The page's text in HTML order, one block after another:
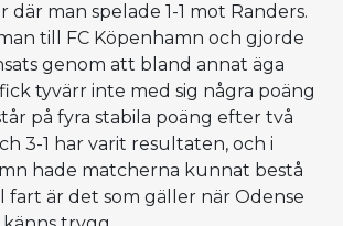
där man spelade 1-1 mot Randers.
till FC Köpenhamn och gjorde
genom att bland annat äga
tyvärr inte med sig några poäng
på fyra stabila poäng efter två
3-1 har varit resultaten, och i
hade matcherna kunnat bestå
fart är det som gäller när Odense